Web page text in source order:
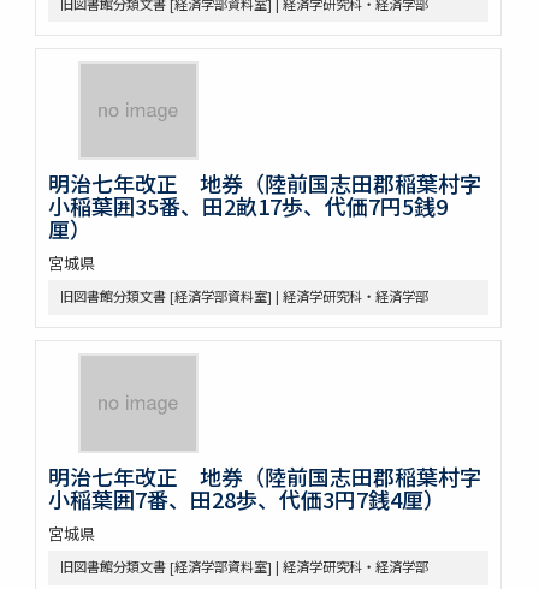
明治七年改正 地券（陸前国志田郡稲葉村字
小稲葉囲35番、田2畝17歩、代価7円5銭9
厘）
宮城県
旧図書館分類文書 [経済学部資料室] | 経済学研究科・経済学部
明治七年改正 地券（陸前国志田郡稲葉村字
小稲葉囲7番、田28歩、代価3円7銭4厘）
宮城県
旧図書館分類文書 [経済学部資料室] | 経済学研究科・経済学部